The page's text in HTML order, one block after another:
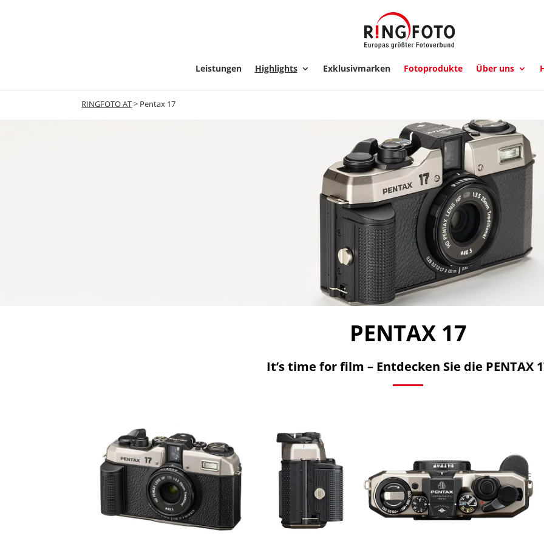
Leistungen Highlights Exklusivmarken Fotoprodukte Über uns
RINGFOTO AT> Pentax 17
PENTAX 17
It’s time for film – Entdecken Sie die PENTAX